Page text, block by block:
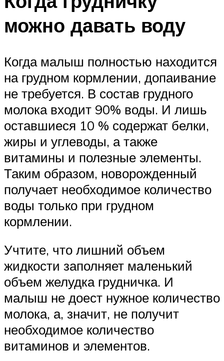
можно давать воду
Когда малыш полностью находится
на грудном кормлении, допаивание
не требуется. В состав грудного
молока входит 90% воды. И лишь
оставшиеся 10 % содержат белки,
жиры и углеводы, а также
витамины и полезные элементы.
Таким образом, новорожденный
получает необходимое количество
воды только при грудном
кормлении.
Учтите, что лишний объем
жидкости заполняет маленький
объем желудка грудничка. И
малыш не доест нужное количество
молока, а, значит, не получит
необходимое количество
витаминов и элементов.